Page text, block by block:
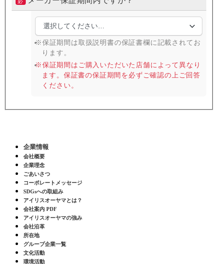
※保証期間は取扱説明書の保証書欄に記載されてお
ります。
※保証期間はご購入いただいた店舗によって異なり
ます。保証書の保証期間を必ずご確認の上ご回答
ください。
企業情報
会社概要
企業理念
ごあいさつ
コーポレートメッセージ
SDGsへの取組み
アイリスオーヤマとは？
会社案内 PDF
アイリスオーヤマの強み
会社沿革
所在地
グループ企業一覧
文化活動
環境活動